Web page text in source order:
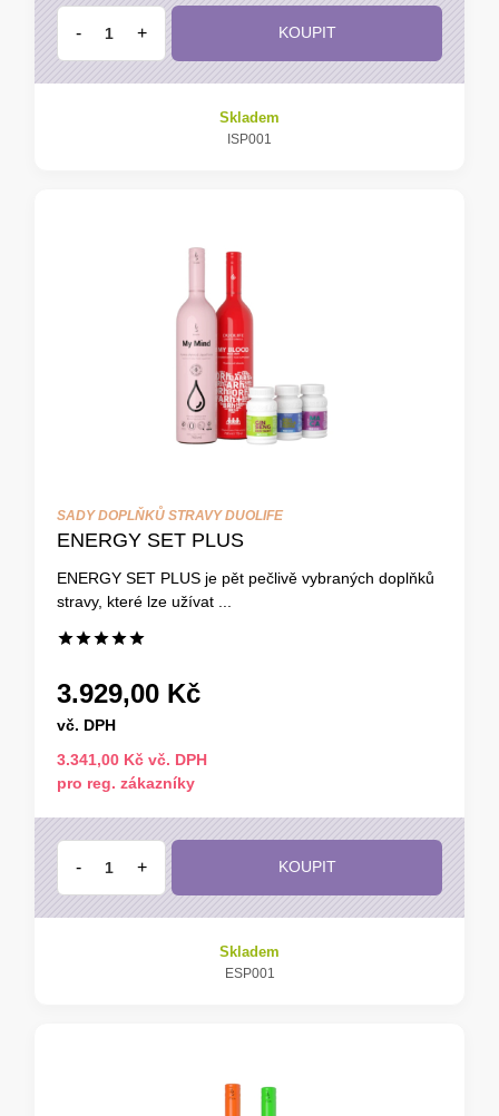
- + KOUPIT
Skladem
ISP001
SADY DOPLŇKŮ STRAVY DUOLIFE
ENERGY SET PLUS
ENERGY SET PLUS je pět pečlivě vybraných doplňků
stravy, které lze užívat ...
3.929,00 Kč
vč. DPH
3.341,00 Kč vč. DPH
pro reg. zákazníky
- + KOUPIT
Skladem
ESP001